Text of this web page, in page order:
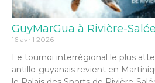
GuyMarGua à Rivière-Salée
16 avril 2026
Le tournoi interrégional le plus
antillo-guyanais revient en